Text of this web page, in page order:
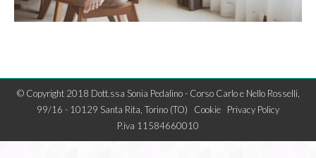
© Copyright 2018 Dott.ssa Sonia Pedalino - Corso Carlo e Nello Rosselli,
99/16 - 10129 Santa Rita, Torino (TO) Cookie
Privacy Policy
P.iva 11584660010